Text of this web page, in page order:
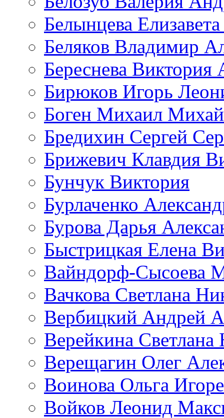
Белынцева
Беляков Владимир
Береснева Виктория
Бирюков Игорь
Боген Михаил
Бредихин Сергей
Брижевич Клавдия
Бунчук Виктория
Бурлаченко
Бурова Дарья
Быстрицкая Елена
Вайндорф-Сысоева
Вачкова Светлана
Вербицкий Андрей
Верейкина Светлана
Верещагин Олег
Воинова Ольга
Войков Леонид